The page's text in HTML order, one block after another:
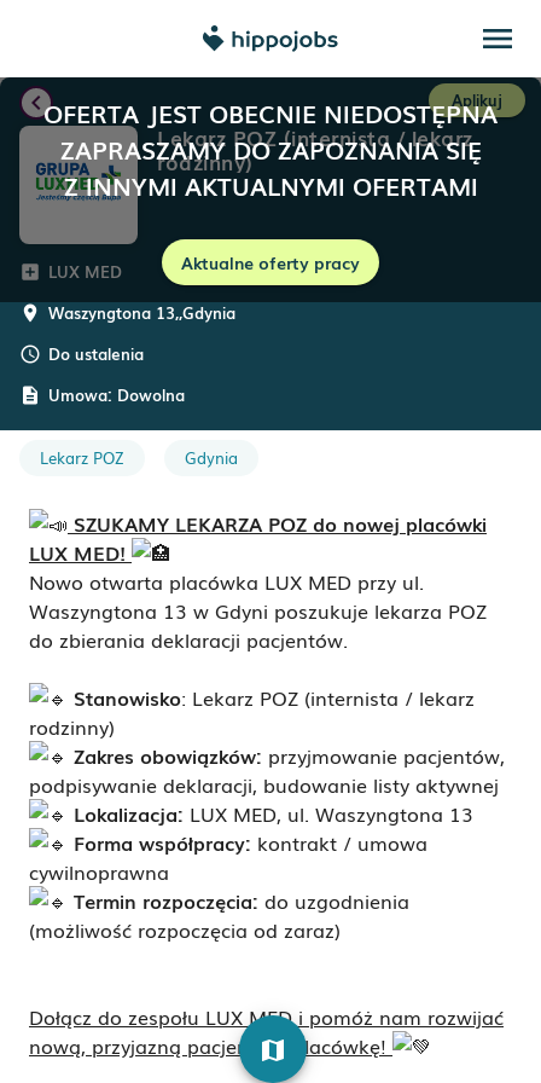
menu
OFERTA JEST OBECNIE NIEDOSTĘPNA
ZAPRASZAMY DO ZAPOZNANIA SIĘ
Z INNYMI AKTUALNYMI OFERTAMI
Aktualne oferty pracy
chevron_left Aplikuj
Lekarz POZ (internista / lekarz
rodzinny)
add_box LUX MED
room Waszyngtona 13,,Gdynia
schedule Do ustalenia
description Umowa: Dowolna
Lekarz POZ Gdynia
SZUKAMY LEKARZA POZ do nowej placówki
LUX MED!
Nowo otwarta placówka LUX MED przy ul.
Waszyngtona 13 w Gdyni poszukuje lekarza POZ
do zbierania deklaracji pacjentów.
Stanowisko: Lekarz POZ (internista / lekarz
rodzinny)
Zakres obowiązków: przyjmowanie pacjentów,
podpisywanie deklaracji, budowanie listy aktywnej
Lokalizacja: LUX MED, ul. Waszyngtona 13
Forma współpracy: kontrakt / umowa
cywilnoprawna
Termin rozpoczęcia: do uzgodnienia
(możliwość rozpoczęcia od zaraz)
Dołącz do zespołu LUX MED i pomóż nam rozwijać
nową, przyjazną pacjentom placówkę!
map